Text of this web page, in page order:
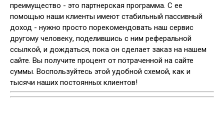
преимущество - это партнерская программа. С ее
помощью наши клиенты имеют стабильный пассивный
доход - нужно просто порекомендовать наш сервис
другому человеку, поделившись с ним реферальной
ссылкой, и дождаться, пока он сделает заказ на нашем
сайте. Вы получите процент от потраченной на сайте
суммы. Воспользуйтесь этой удобной схемой, как и
тысячи наших постоянных клиентов!